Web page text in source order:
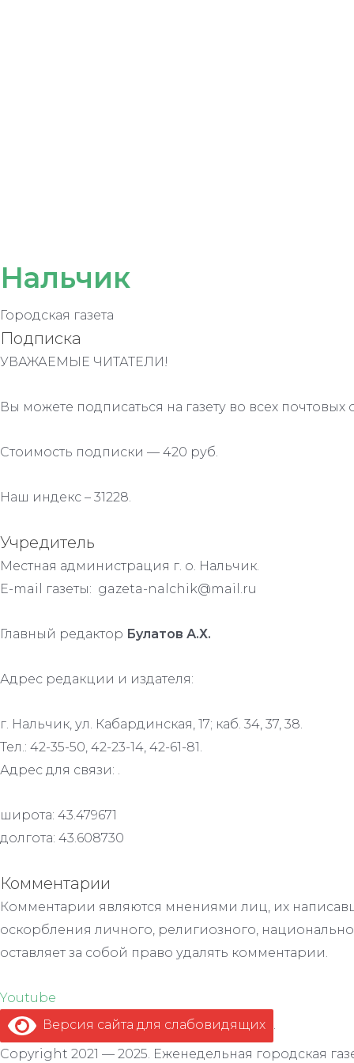
Нальчик
Городская газета
Подписка
УВАЖАЕМЫЕ ЧИТАТЕЛИ!
Вы можете подписаться на газету во всех
Стоимость подписки — 420 руб.
Наш индекс – 31228.
Учредитель
Местная администрация г. о. Нальчик.
E-mail газеты: gazeta-nalchik@mail.ru
Главный редактор Булатов А.Х.
Адрес редакции и издателя:
г. Нальчик, ул. Кабардинская, 17; каб. 34, 37, 38.
Тел.: 42-35-50, 42-23-14, 42-61-81.
Адрес для связи: .
широта: 43.479671
долгота: 43.608730
Комментарии
Комментарии являются мнениями лиц, их
оскорбления личного, религиозного,
оставляет за собой право удалять комментарии.
Youtube
Версия сайта для слабовидящих .
Copyright 2021 — 2025. Еженедельная городская